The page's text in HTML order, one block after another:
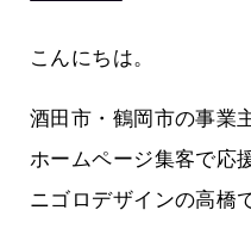
こんにちは。
酒田市・鶴岡市の事業
ホームページ集客で応
ニゴロデザインの高橋
ない
たい
メンタル
益が残ら
た…